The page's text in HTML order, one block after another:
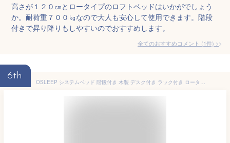
高さが１２０㎝とロータイプのロフトベッドはいかがでしょう
か。耐荷重７００㎏なので大人も安心して使用できます。階段
付きで昇り降りもしやすいのでおすすめします。
全てのおすすめコメント (1件) >
6th
OSLEEP システムベッド 階段付き 木製 デスク付き ラック付き ロータイプ 高さ110cm 耐荷重50-60KG 子供用 大人用 ロフトベッド 収納付き 分割式 天然木 パイン材 シングル ベッドフレーム 子供部屋 耐震 一人暮らし 頑丈 省スペース (ナチュラル+ホワイト)